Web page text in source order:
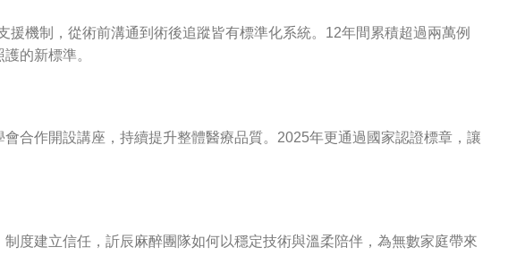
機制，從術前溝通到術後追蹤皆有標準化系統。12年間累積超過兩萬例
的新標準。
合作開設講座，持續提升整體醫療品質。2025年更通過國家認證標章，讓
度建立信任，訢辰麻醉團隊如何以穩定技術與溫柔陪伴，為無數家庭帶來